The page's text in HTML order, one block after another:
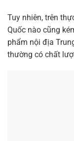
Tuy nhiên, trên
Quốc nào cũng
phẩm nội địa
thường có chất